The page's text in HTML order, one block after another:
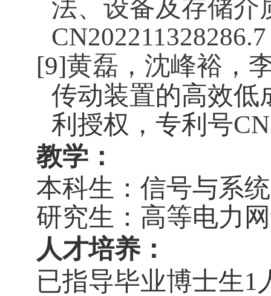
法、设备及存储介
CN202211328286.7
[9]黄磊 ， 沈峰裕 ，
传动装置的高效低
利授权，专利号
教学：
本科生：信号与系
研究生：高等电力
人才培养：
已指导毕业博士生1